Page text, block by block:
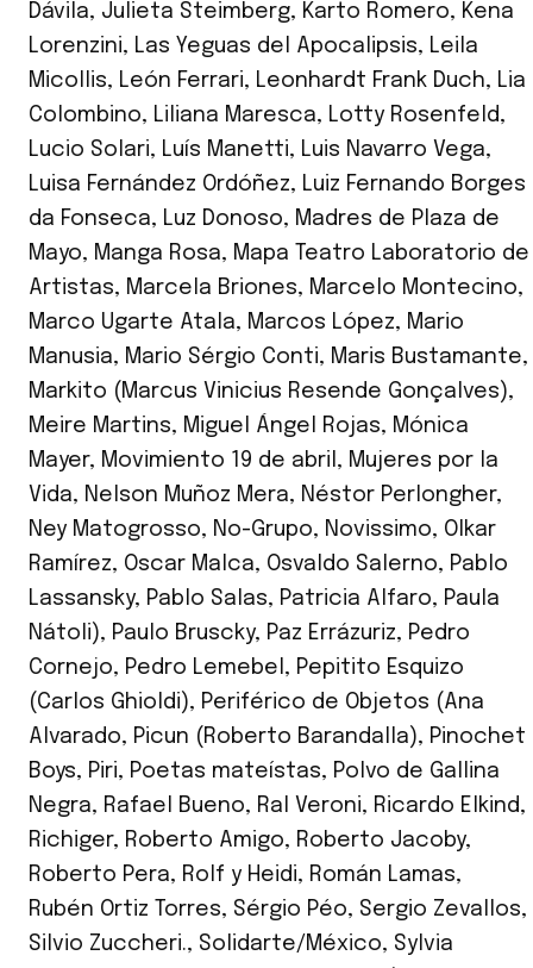
Dávila, Julieta Steimberg, Karto Romero, Kena
Lorenzini, Las Yeguas del Apocalipsis, Leila
Micollis, León Ferrari, Leonhardt Frank Duch, Lia
Colombino, Liliana Maresca, Lotty Rosenfeld,
Lucio Solari, Luís Manetti, Luis Navarro Vega,
Luisa Fernández Ordóñez, Luiz Fernando Borges
da Fonseca, Luz Donoso, Madres de Plaza de
Mayo, Manga Rosa, Mapa Teatro Laboratorio de
Artistas, Marcela Briones, Marcelo Montecino,
Marco Ugarte Atala, Marcos López, Mario
Manusia, Mario Sérgio Conti, Maris Bustamante,
Markito (Marcus Vinicius Resende Gonçalves),
Meire Martins, Miguel Ángel Rojas, Mónica
Mayer, Movimiento 19 de abril , Mujeres por la
Vida, Nelson Muñoz Mera, Néstor Perlongher,
Ney Matogrosso, No-Grupo, Novissimo, Olkar
Ramírez, Oscar Malca, Osvaldo Salerno, Pablo
Lassansky, Pablo Salas, Patricia Alfaro, Paula
Nátoli), Paulo Bruscky, Paz Errázuriz, Pedro
Cornejo, Pedro Lemebel , Pepitito Esquizo
(Carlos Ghioldi), Periférico de Objetos (Ana
Alvarado, Picun (Roberto Barandalla), Pinochet
Boys, Piri, Poetas mateístas, Polvo de Gallina
Negra, Rafael Bueno, Ral Veroni, Ricardo Elkind,
Richiger, Roberto Amigo, Roberto Jacoby,
Roberto Pera, Rolf y Heidi, Román Lamas,
Rubén Ortiz Torres, Sérgio Péo, Sergio Zevallos,
Silvio Zuccheri., Solidarte/México, Sylvia